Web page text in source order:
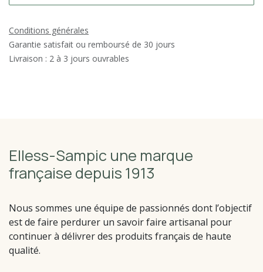
Conditions générales
Garantie satisfait ou remboursé de 30 jours
Livraison : 2 à 3 jours ouvrables
Elless-Sampic une marque
française depuis 1913
Nous sommes une équipe de passionnés dont l’objectif
est de faire perdurer un savoir faire artisanal pour
continuer à délivrer des produits français de haute
qualité.